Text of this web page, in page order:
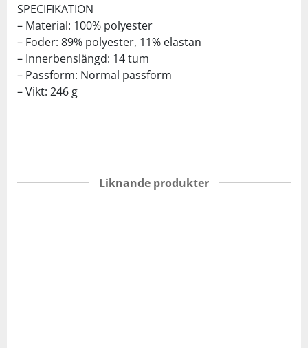
SPECIFIKATION
– Material: 100% polyester
– Foder: 89% polyester, 11% elastan
– Innerbenslängd: 14 tum
– Passform: Normal passform
– Vikt: 246 g
Liknande produkter